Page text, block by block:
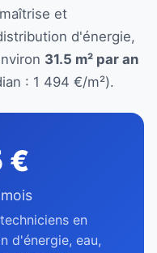
et
d'énergie,
31.5 m² par an
: 1 494 €/m²).
€
en
d'énergie, eau,